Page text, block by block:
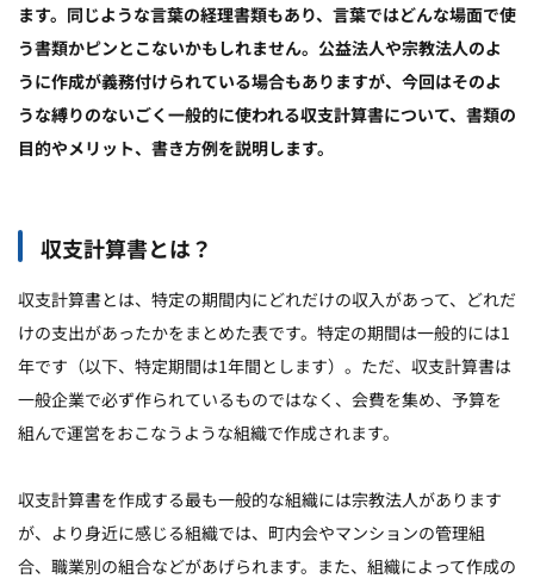
ます。同じような言葉の経理書類もあり、言葉ではどんな場面で使
う書類かピンとこないかもしれません。公益法人や宗教法人のよ
うに作成が義務付けられている場合もありますが、今回はそのよ
うな縛りのないごく一般的に使われる収支計算書について、書類の
目的やメリット、書き方例を説明します。
収支計算書とは？
収支計算書とは、特定の期間内にどれだけの収入があって、どれだ
けの支出があったかをまとめた表です。特定の期間は一般的には1
年です（以下、特定期間は1年間とします）。ただ、収支計算書は
一般企業で必ず作られているものではなく、会費を集め、予算を
組んで運営をおこなうような組織で作成されます。
収支計算書を作成する最も一般的な組織には宗教法人があります
が、より身近に感じる組織では、町内会やマンションの管理組
合、職業別の組合などがあげられます。また、組織によって作成の